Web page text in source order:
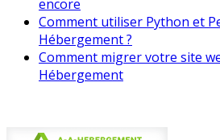
encore
Comment utiliser Python et
Hébergement ?
Comment migrer votre site
Hébergement